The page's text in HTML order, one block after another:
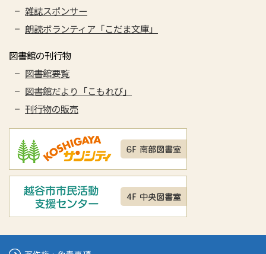
雑誌スポンサー
朗読ボランティア「こだま文庫」
図書館の刊行物
図書館要覧
図書館だより「こもれび」
刊行物の販売